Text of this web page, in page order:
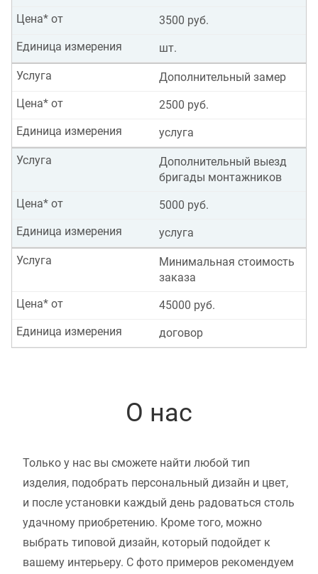
3500 руб.
Цена* от
шт.
Единица измерения
Дополнительный замер
Услуга
2500 руб.
Цена* от
услуга
Единица измерения
Дополнительный выезд
бригады монтажников
Услуга
5000 руб.
Цена* от
услуга
Единица измерения
Минимальная стоимость
заказа
Услуга
45000 руб.
Цена* от
договор
Единица измерения
О нас
Только у нас вы сможете найти любой тип
изделия, подобрать персональный дизайн и цвет,
и после установки каждый день радоваться столь
удачному приобретению. Кроме того, можно
выбрать типовой дизайн, который подойдет к
вашему интерьеру. С фото примеров рекомендуем